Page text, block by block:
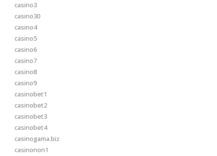
casino3
casino30
casino4
casino5
casino6
casino7
casino8
casino9
casinobet1
casinobet2
casinobet3
casinobet4
casinogama.biz
casinonon1